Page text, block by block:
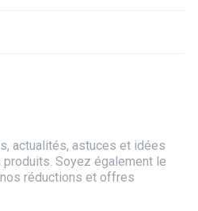
actualités, astuces et idées
Soyez également le
réductions et offres